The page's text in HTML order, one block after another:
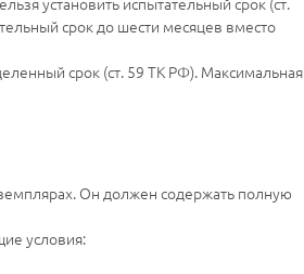
срок до шести месяцев вместо
срок (ст. 59 ТК РФ). Максимальная
Он должен содержать полную
условия: